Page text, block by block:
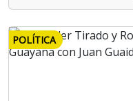
POLÍTICA